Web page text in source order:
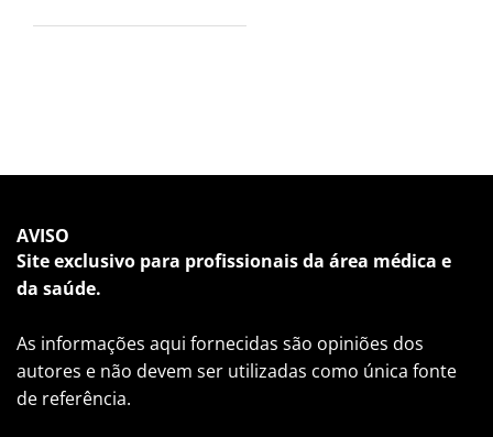
AVISO
Site exclusivo para profissionais da área médica e
da saúde.
As informações aqui fornecidas são opiniões dos
autores e não devem ser utilizadas como única fonte
de referência.